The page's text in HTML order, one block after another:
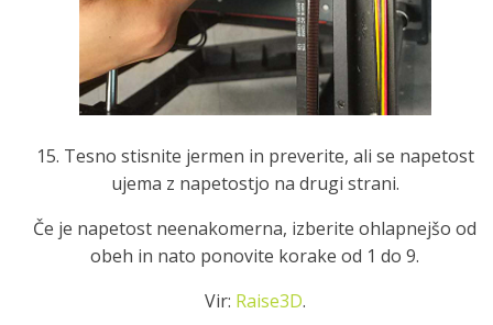
15. Tesno stisnite jermen in preverite, ali se napetost
ujema z napetostjo na drugi strani.
Če je napetost neenakomerna, izberite ohlapnejšo od
obeh in nato ponovite korake od 1 do 9.
Vir: Raise3D.